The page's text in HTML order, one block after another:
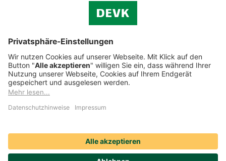
Cookie-Einstellungen
Datenschutz
Impressum
Streitbeilegung
Nutzungshinweise
Compliance
Social Media Icons sowie Verlinkungen, die mit